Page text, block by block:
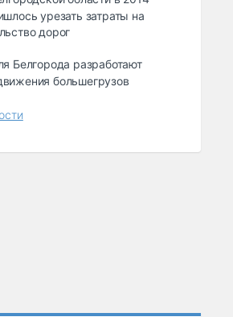
урезать затраты на
дорог
Белгорода разработают
большегрузов